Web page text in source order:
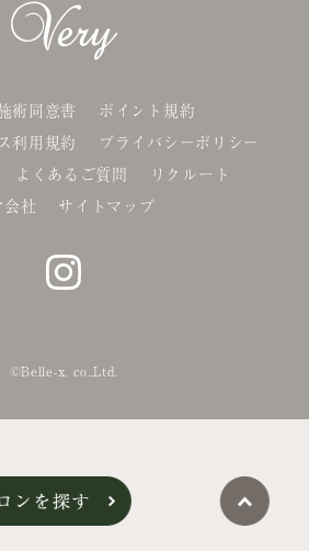
術同意書
ポイント規約
利用規約
プライバシーポリシー
よくあるご質問
リクルート
社
サイトマップ
©Belle-x. co.,Ltd.